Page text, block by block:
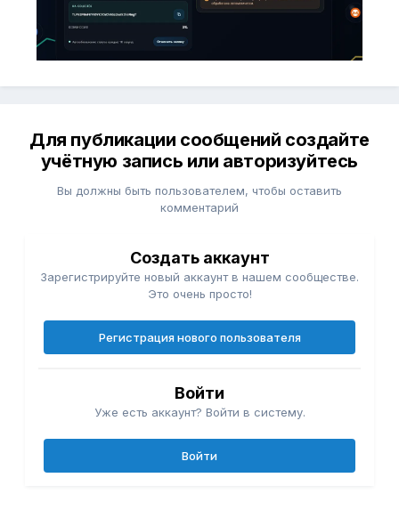
Для публикации сообщений создайте
учётную запись или авторизуйтесь
Вы должны быть пользователем, чтобы оставить
комментарий
Создать аккаунт
Зарегистрируйте новый аккаунт в нашем сообществе.
Это очень просто!
Регистрация нового пользователя
Войти
Уже есть аккаунт? Войти в систему.
Войти